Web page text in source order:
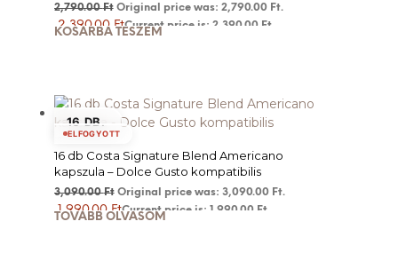
2,790.00Ft Original price was: 2,790.00 Ft.
2,390.00 FtCurrent price is: 2,390.00 Ft.
KOSÁRBA TESZEM
16 DB.
ELFOGYOTT
16 db Costa Signature Blend Americano
kapszula – Dolce Gusto kompatibilis
3,090.00Ft Original price was: 3,090.00 Ft.
1,990.00FtCurrent price is: 1,990.00 Ft.
TOVÁBB OLVASOM